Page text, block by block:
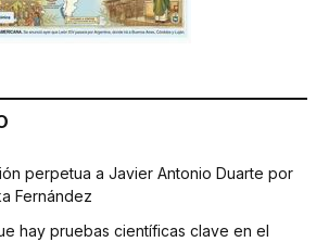
perpetua a Javier Antonio Duarte por
Fernández
hay pruebas científicas clave en el